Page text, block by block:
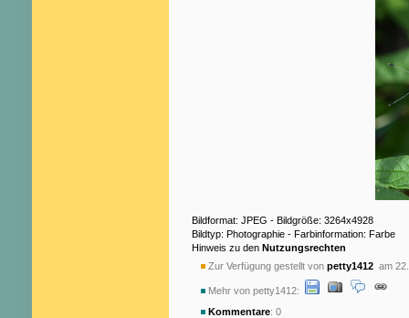
Bildformat: JPEG - Bildgröße: 3264x4928
Bildtyp: Photographie - Farbinformation: Farbe
Hinweis zu den Nutzungsrechten
Zur Verfügung gestellt von petty1412 am
Mehr von petty1412:
Kommentare: 0